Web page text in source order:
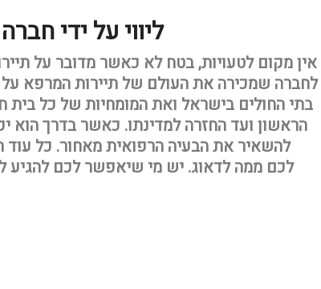
ליווי על ידי
אין מקום לטעויות, בטח לא כאשר מדובר על
לחברה שמכירה את העולם של תיירות המרפא על
בתי החולים בישראל ואת המומחיות של כל בית
הראשון ועד החזרה למדינתו. כאשר בדרך הוא
להשאיר את הבעיה הרפואית מאחור. כל עוד
לכם ממה לדאוג. יש מי שיאפשר לכם להגיע